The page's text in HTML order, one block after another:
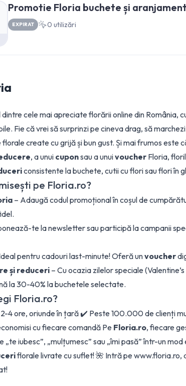
Promotie Floria buchete și
EXPIRAT 0 utilizări
dintre cele mai apreciate florării online din
Fie că vrei să surprinzi pe cineva drag, să
create cu grijă și bun gust. Și mai frumos
, a unui cuponsau a unuivoucher Floria,
consistente la buchete, cutii cu flori sau flori în
pe Floria.ro?
– Adaugă codul promoțional în coșul de
te la newsletter sau participă la campanii
pentru cadouri last-minute! Oferă unvoucher
și reduceri – Cu ocazia zilelor speciale
la 30-40% la buchetele selectate.
Floria.ro?
4 ore, oriunde în țară ✔️ Peste 100.000 de clienți
cu fiecare comandă Pe Floria.ro, fiecare
„te iubesc”, „mulțumesc” sau „îmi pasă” într-un
florale livrate cu suflet! 🌺 Intră pewww.floria.ro,